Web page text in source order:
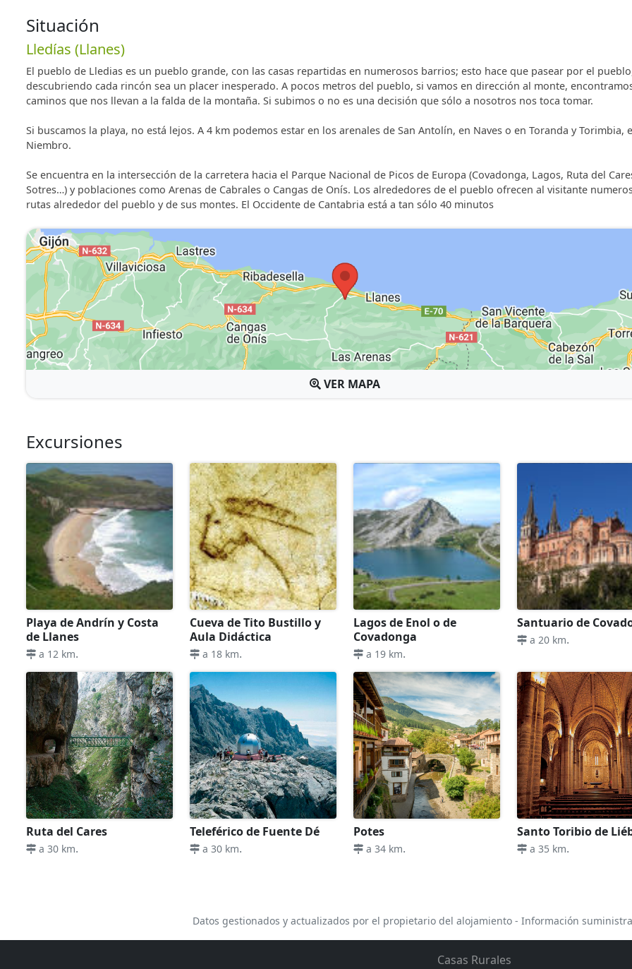
Situación
Lledías (Llanes)
El pueblo de Lledias es un pueblo grande, con las casas repartidas en numerosos barrios; esto hace que pasear por el
descubriendo cada rincón sea un placer inesperado. A pocos metros del pueblo, si vamos en dirección al monte,
caminos que nos llevan a la falda de la montaña. Si subimos o no es una decisión que sólo a nosotros nos toca tomar.
Si buscamos la playa, no está lejos. A 4 km podemos estar en los arenales de San Antolín, en Naves o en Toranda y Torimbia,
Niembro.
Se encuentra en la intersección de la carretera hacia el Parque Nacional de Picos de Europa (Covadonga, Lagos, Ruta del
Sotres…) y poblaciones como Arenas de Cabrales o Cangas de Onís. Los alrededores de el pueblo ofrecen al visitante
rutas alrededor del pueblo y de sus montes. El Occidente de Cantabria está a tan sólo 40 minutos
VER MAPA
Excursiones
Playa de Andrín y Costa
de Llanes
a 12 km.
Cueva de Tito Bustillo y
Aula Didáctica
a 18 km.
Lagos de Enol o de
Covadonga
a 19 km.
Santuario de
a 20 km.
Ruta del Cares
a 30 km.
Teleférico de Fuente Dé
a 30 km.
Potes
a 34 km.
Santo Toribio de
a 35 km.
Datos gestionados y actualizados por el propietario del alojamiento - Información
Casas Rurales